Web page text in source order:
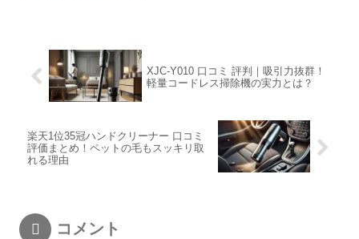
XJC-Y010 口コミ 評判｜吸引力抜群！
軽量コードレス掃除機の実力とは？
楽天1位35冠ハンドクリーナー 口コミ
評価まとめ！ペットの毛もスッキリ取
れる理由
コメント